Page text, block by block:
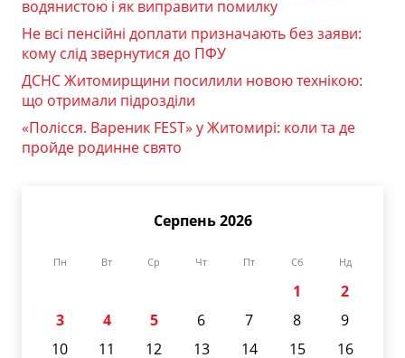
водянистою і як виправити помилку
Не всі пенсійні доплати призначають без заяви:
кому слід звернутися до ПФУ
ДСНС Житомирщини посилили новою технікою:
що отримали підрозділи
«Полісся. Вареник FEST» у Житомирі: коли та де
пройде родинне свято
Серпень 2026
Пн Вт Ср Чт Пт Сб Нд
1
2
3
4 5 6 7 8
9
10
11 12 13 14 15
16